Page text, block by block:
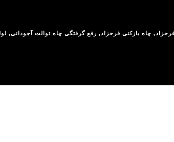
, چاه بازکنی فرحزاد, رفع گرفتگی چاه توالت آجودانی,